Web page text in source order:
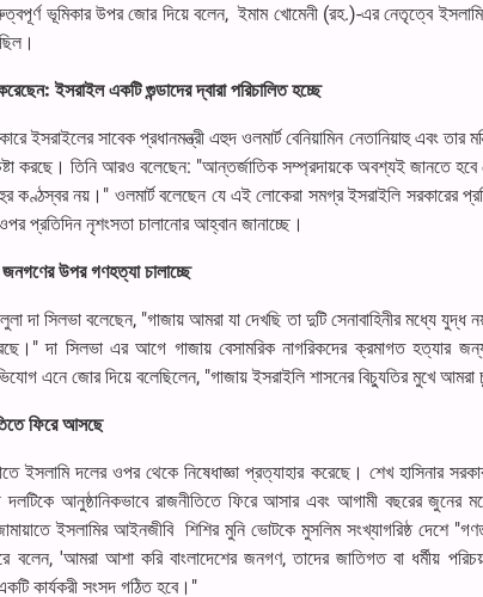
ভূমিকার উপর জোর দিয়ে বলেন, ইমাম খোমেনী (রহ.)-এর নেতৃত্বে
ইসরাইল একটি গুন্ডাদের দ্বারা পরিচালিত হচ্ছে
ইসরাইলের সাবেক প্রধানমন্ত্রী এহুদ ওলমার্ট বেনিয়ামিন নেতানিয়াহু এবং
করছে। তিনি আরও বলেছেন: "আন্তর্জাতিক সম্প্রদায়কে অবশ্যই জানতে হবে
কণ্ঠস্বর নয়।" ওলমার্ট বলেছেন যে এই লোকেরা সমগ্র ইসরাইলি সরকারের
প্রতিদিন নৃশংসতা চালানোর আহ্বান জানাচ্ছে।
জনগণের উপর গণহত্যা চালাচ্ছে
দা সিলভা বলেছেন, "গাজায় আমরা যা দেখছি তা দুটি সেনাবাহিনীর মধ্যে যুদ্ধ
দা সিলভা এর আগে গাজায় বেসামরিক নাগরিকদের ক্রমাগত হত্যার জন্য
এনে জোর দিয়ে বলেছিলেন, "গাজায় ইসরাইলি শাসনের বিচ্যুতির মুখে
ফিরে আসছে
ইসলামি দলের ওপর থেকে নিষেধাজ্ঞা প্রত্যাহার করেছে। শেখ হাসিনার
আনুষ্ঠানিকভাবে রাজনীতিতে ফিরে আসার এবং আগামী বছরের জুনের
ইসলামির আইনজীবি শিশির মুনি ভোটকে মুসলিম সংখ্যাগরিষ্ঠ দেশে
বলেন, 'আমরা আশা করি বাংলাদেশের জনগণ, তাদের জাতিগত বা ধর্মীয়
কার্যকরী সংসদ গঠিত হবে।"